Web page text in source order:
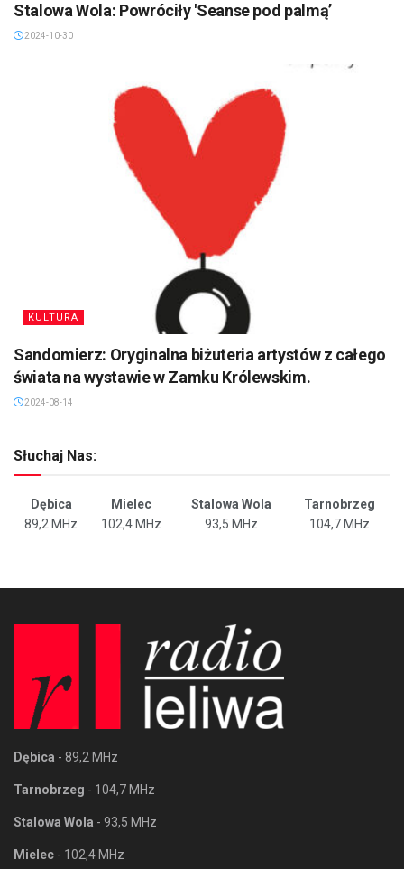
Stalowa Wola: Powróciły 'Seanse pod palmą’
2024-10-30
KULTURA
Sandomierz: Oryginalna biżuteria artystów z całego
świata na wystawie w Zamku Królewskim.
2024-08-14
Słuchaj Nas:
Dębica Mielec Stalowa Wola
Tarnobrzeg
89,2 MHz
102,4 MHz 93,5 MHz 104,7 MHz
Dębica - 89,2 MHz
Tarnobrzeg - 104,7 MHz
Stalowa Wola - 93,5 MHz
Mielec - 102,4 MHz